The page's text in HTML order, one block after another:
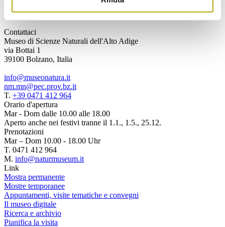
Contattaci
Museo di Scienze Naturali dell'Alto Adige
via Bottai 1
39100 Bolzano, Italia
info@museonatura.it
nm.mn@pec.prov.bz.it
T. +39 0471 412 964
Orario d'apertura
Mar - Dom dalle 10.00 alle 18.00
Aperto anche nei festivi tranne il 1.1., 1.5., 25.12.
Prenotazioni
Mar – Dom 10.00 - 18.00 Uhr
T. 0471 412 964
M. info@naturmuseum.it
Link
Mostra permanente
Mostre temporanee
Appuntamenti, visite tematiche e convegni
Il museo digitale
Ricerca e archivio
Pianifica la visita